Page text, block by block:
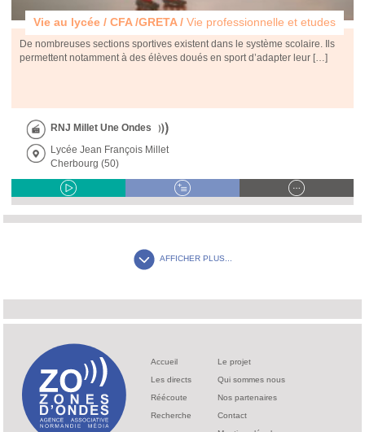
Vie au lycée / CFA /GRETA / Vie professionnelle et etudes
De nombreuses sections sportives existent dans le système scolaire. Ils
permettent notamment à des élèves doués en sport d’adapter leur […]
RNJ Millet Une Ondes
Lycée Jean François Millet
Cherbourg (50)
AFFICHER PLUS...
Accueil
Les directs
Réécoute
Recherche
Le projet
Qui sommes nous
Nos partenaires
Contact